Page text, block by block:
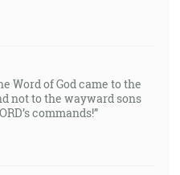
Word of God came to the
not to the wayward sons
commands!”